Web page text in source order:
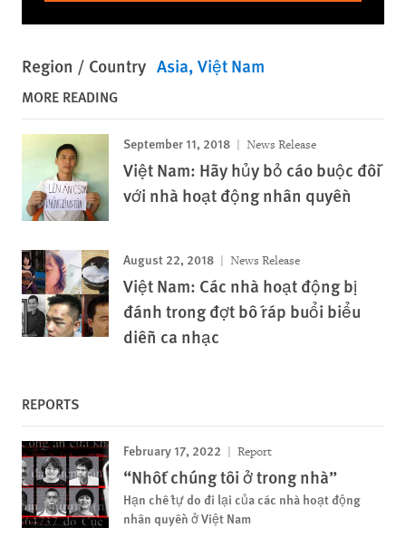
Region / Country Asia Việt Nam
MORE READING
September 11, 2018 News Release
Việt Nam: Hãy hủy bỏ cáo buộc đối
với nhà hoạt động nhân quyền
August 22, 2018 News Release
Việt Nam: Các nhà hoạt động bị
đánh trong đợt bố ráp buổi biểu
diễn ca nhạc
REPORTS
February 17, 2022 Report
“Nhốt chúng tôi ở trong nhà”
Hạn chế tự do đi lại của các nhà hoạt động
nhân quyền ở Việt Nam